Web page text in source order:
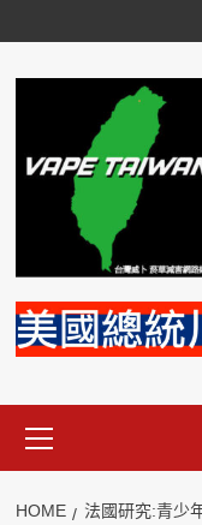
to
content
Menu
HOME 法國研究:青少